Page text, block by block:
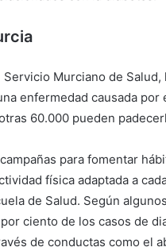
Murciano de
enfermedad causada
60.000 pueden
para fomentar
física adaptada a
de Salud. Según
ciento de los casos de
de conductas como el